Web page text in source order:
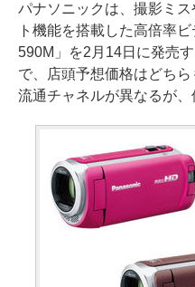
パナソニックは、撮影ミ
ト機能を搭載した高倍率
590M」を2月14日に発売
で、店頭予想価格はどち
流通チャネルが異なるが、